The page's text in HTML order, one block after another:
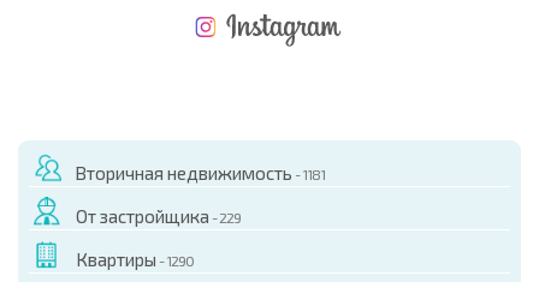
Вторичная недвижимость - 1181
От застройщика - 229
Квартиры - 1290